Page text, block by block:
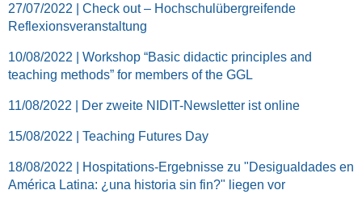
27/07/2022 | Check out – Hochschulübergreifende
Reflexionsveranstaltung
10/08/2022 | Workshop “Basic didactic principles and
teaching methods” for members of the GGL
11/08/2022 | Der zweite NIDIT-Newsletter ist online
15/08/2022 | Teaching Futures Day
18/08/2022 | Hospitations-Ergebnisse zu "Desigualdades en
América Latina: ¿una historia sin fin?" liegen vor